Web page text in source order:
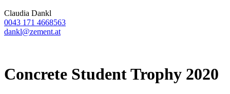
Claudia Dankl
0043 171 4668563
dankl@zement.at
Concrete Student Trophy 2020